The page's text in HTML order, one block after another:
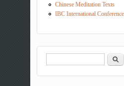
Chinese Meditation Texts
IBC International
Search form
Search